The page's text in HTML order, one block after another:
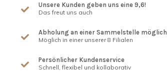
Unsere Kunden geben uns eine 9,6!
Das freut uns auch
Abholung an einer Sammelstelle möglich
Möglich in einer unserer 8 Filialen
Persönlicher Kundenservice
Schnell, flexibel und kollaborativ